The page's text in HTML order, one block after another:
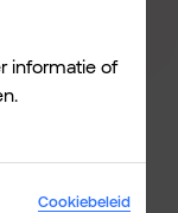
informatie of
Cookiebeleid